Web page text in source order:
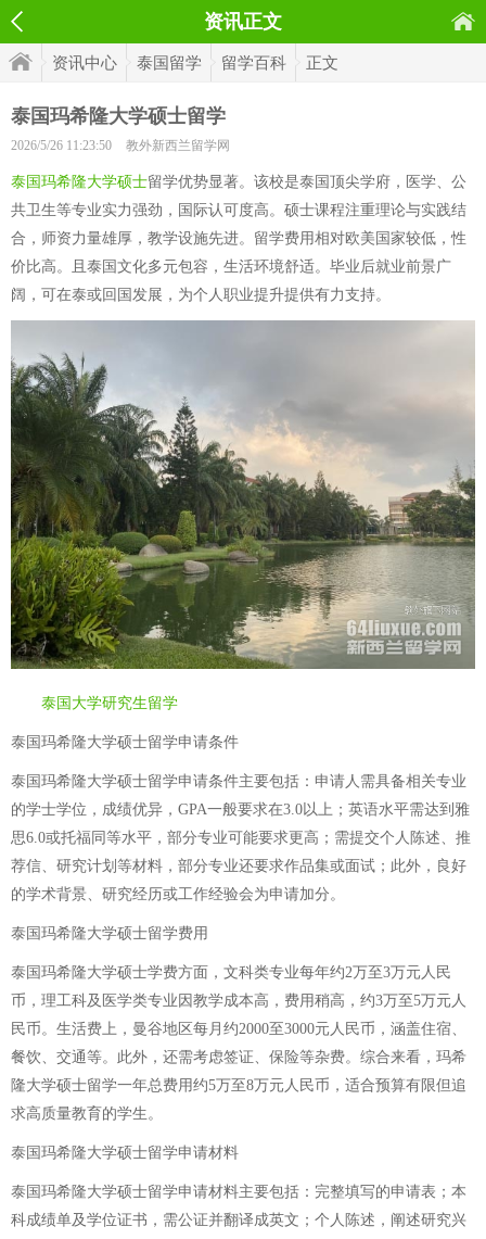
资讯正文
资讯中心 泰国留学 留学百科 正文
泰国玛希隆大学硕士留学
2026/5/26 11:23:50 教外新西兰留学网
泰国玛希隆大学硕士留学优势显著。该校是泰国顶尖学府，医学、公
共卫生等专业实力强劲，国际认可度高。硕士课程注重理论与实践结
合，师资力量雄厚，教学设施先进。留学费用相对欧美国家较低，性
价比高。且泰国文化多元包容，生活环境舒适。毕业后就业前景广
阔，可在泰或回国发展，为个人职业提升提供有力支持。
泰国大学研究生留学
泰国玛希隆大学硕士留学申请条件
泰国玛希隆大学硕士留学申请条件主要包括：申请人需具备相关专业
的学士学位，成绩优异，GPA一般要求在3.0以上；英语水平需达到雅
思6.0或托福同等水平，部分专业可能要求更高；需提交个人陈述、推
荐信、研究计划等材料，部分专业还要求作品集或面试；此外，良好
的学术背景、研究经历或工作经验会为申请加分。
泰国玛希隆大学硕士留学费用
泰国玛希隆大学硕士学费方面，文科类专业每年约2万至3万元人民
币，理工科及医学类专业因教学成本高，费用稍高，约3万至5万元人
民币。生活费上，曼谷地区每月约2000至3000元人民币，涵盖住宿、
餐饮、交通等。此外，还需考虑签证、保险等杂费。综合来看，玛希
隆大学硕士留学一年总费用约5万至8万元人民币，适合预算有限但追
求高质量教育的学生。
泰国玛希隆大学硕士留学申请材料
泰国玛希隆大学硕士留学申请材料主要包括：完整填写的申请表；本
科成绩单及学位证书，需公证并翻译成英文；个人陈述，阐述研究兴